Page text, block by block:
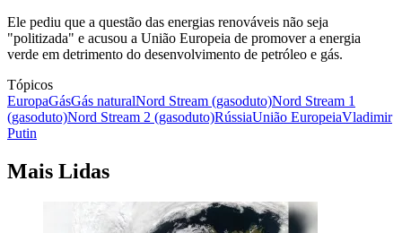
Ele pediu que a questão das energias renováveis ​​não seja
"politizada" e acusou a União Europeia de promover a energia
verde em detrimento do desenvolvimento de petróleo e gás.
Tópicos
EuropaGásGás naturalNord Stream (gasoduto)Nord Stream 1
(gasoduto)Nord Stream 2 (gasoduto)RússiaUnião EuropeiaVladimir
Putin
Mais Lidas